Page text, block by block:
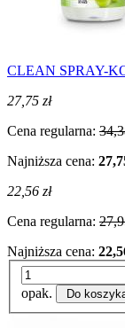
CLEAN SPRAY-
27,75 zł
Cena regularna:
Najniższa cena:
22,56 zł
Cena regularna:
Najniższa cena:
opak. Do